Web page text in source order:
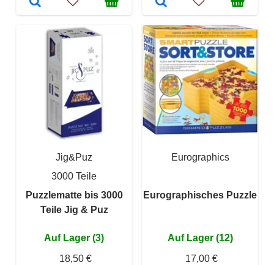
Jig&Puz
3000 Teile
Puzzlematte bis 3000
Teile Jig & Puz
Auf Lager (3)
18,50 €
Eurographics
Eurographisches Puzzle
Auf Lager (12)
17,00 €